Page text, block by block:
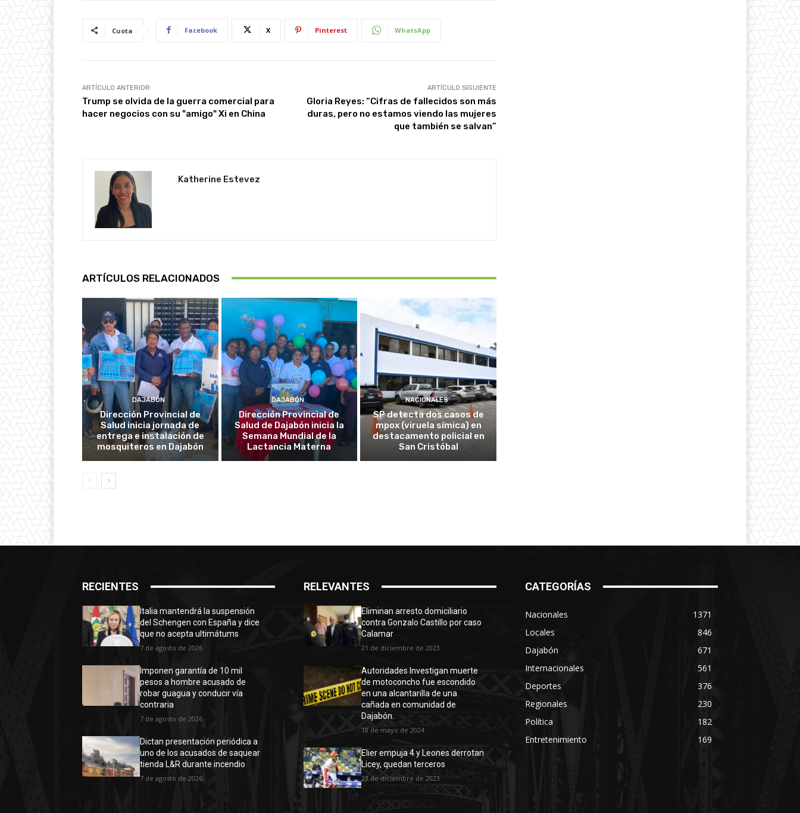
Cuota Facebook X Pinterest WhatsApp
ARTÍCULO ANTERIOR
Trump se olvida de la guerra comercial para
hacer negocios con su "amigo" Xi en China
ARTÍCULO SIGUIENTE
Gloria Reyes: “Cifras de fallecidos son más
duras, pero no estamos viendo las mujeres
que también se salvan”
Katherine Estevez
ARTÍCULOS RELACIONADOS
DAJABÓN
Dirección Provincial de
Salud inicia jornada de
entrega e instalación de
mosquiteros en Dajabón
DAJABÓN
Dirección Provincial de
Salud de Dajabón inicia la
Semana Mundial de la
Lactancia Materna
NACIONALES
SP detecta dos casos de
mpox (viruela símica) en
destacamento policial en
San Cristóbal
RECIENTES
Italia mantendrá la suspensión
del Schengen con España y dice
que no acepta ultimátums
7 de agosto de 2026
Imponen garantía de 10 mil
pesos a hombre acusado de
robar guagua y conducir vía
contraria
7 de agosto de 2026
Dictan presentación periódica a
uno de los acusados de saquear
tienda L&R durante incendio
7 de agosto de 2026
RELEVANTES
Eliminan arresto domiciliario
contra Gonzalo Castillo por caso
Calamar
21 de diciembre de 2023
Autoridades Investigan muerte
de motoconcho fue escondido
en una alcantarilla de una
cañada en comunidad de
Dajabón.
18 de mayo de 2024
Elier empuja 4 y Leones derrotan
Licey, quedan terceros
23 de diciembre de 2023
CATEGORÍAS
Nacionales
1371
Locales
846
Dajabón
671
Internacionales
561
Deportes
376
Regionales
230
Política
182
Entretenimiento
169